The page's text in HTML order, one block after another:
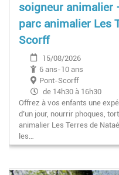
soigneur animalier
parc animalier Les
Scorff
15/08/2026
6 ans-10 ans
Pont-Scorff
de 14h30 à 16h30
Offrez à vos enfants une
d’un jour, nourrir phoques,
animalier Les Terres de
les…